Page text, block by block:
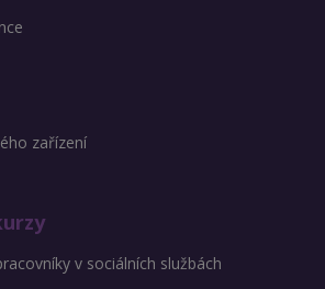
zařízení
v sociálních službách